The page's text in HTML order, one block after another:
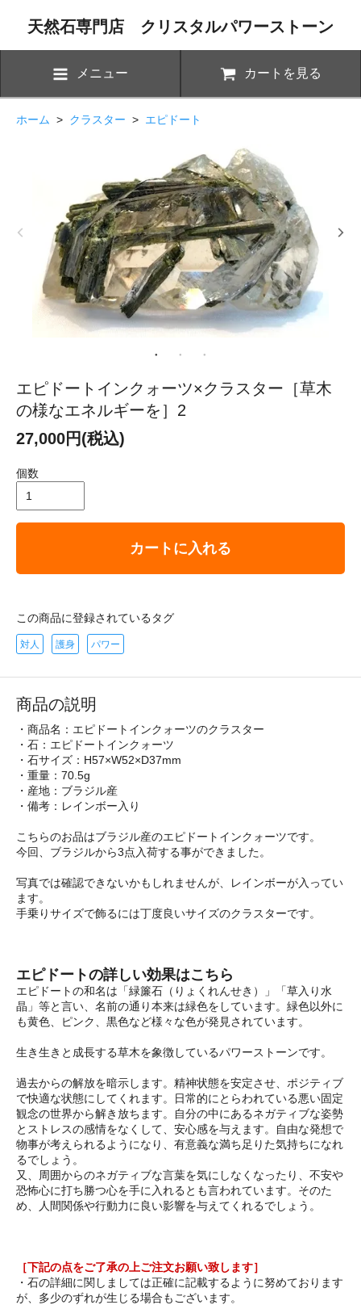
天然石専門店 クリスタルパワーストーン
メニュー カートを見る
ホーム > クラスター > エピドート
エピドートインクォーツ×クラスター［草木
の様なエネルギーを］2
27,000円(税込)
個数
カートに入れる
この商品に登録されているタグ
対人 護身 パワー
商品の説明
・商品名：エピドートインクォーツのクラスター
・石：エピドートインクォーツ
・石サイズ：H57×W52×D37mm
・重量：70.5g
・産地：ブラジル産
・備考：レインボー入り
こちらのお品はブラジル産のエピドートインクォーツです。
今回、ブラジルから3点入荷する事ができました。
写真では確認できないかもしれませんが、レインボーが入ってい
ます。
手乗りサイズで飾るには丁度良いサイズのクラスターです。
エピドートの詳しい効果はこちら
エピドートの和名は「緑簾石（りょくれんせき）」「草入り水
晶」等と言い、名前の通り本来は緑色をしています。緑色以外に
も黄色、ピンク、黒色など様々な色が発見されています。
生き生きと成長する草木を象徴しているパワーストーンです。
過去からの解放を暗示します。精神状態を安定させ、ポジティブ
で快適な状態にしてくれます。日常的にとらわれている悪い固定
観念の世界から解き放ちます。自分の中にあるネガティブな姿勢
とストレスの感情をなくして、安心感を与えます。自由な発想で
物事が考えられるようになり、有意義な満ち足りた気持ちになれ
るでしょう。
又、周囲からのネガティブな言葉を気にしなくなったり、不安や
恐怖心に打ち勝つ心を手に入れるとも言われています。そのた
め、人間関係や行動力に良い影響を与えてくれるでしょう。
［下記の点をご了承の上ご注文お願い致します］
・石の詳細に関しましては正確に記載するように努めております
が、多少のずれが生じる場合もございます。